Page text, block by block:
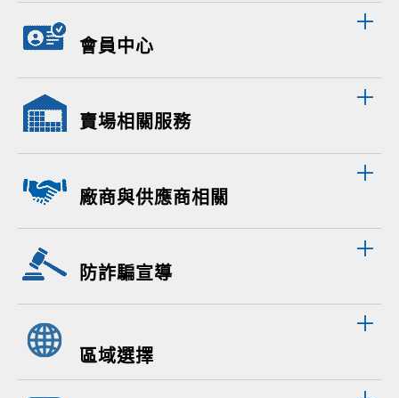
會員中心
賣場相關服務
廠商與供應商相關
防詐騙宣導
區域選擇